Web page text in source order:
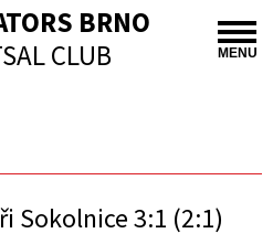
MENU
BRNO
CLUB
Sokolnice 3:1 (2:1)